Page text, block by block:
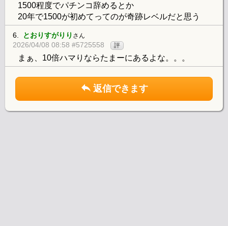
1500程度でパチンコ辞めるとか
20年で1500が初めてってのが奇跡レベルだと思う
6. とおりすがりり さん
2026/04/08 08:58 #5725558 評
まぁ、10倍ハマりならたまーにあるよな。。。
返信できます